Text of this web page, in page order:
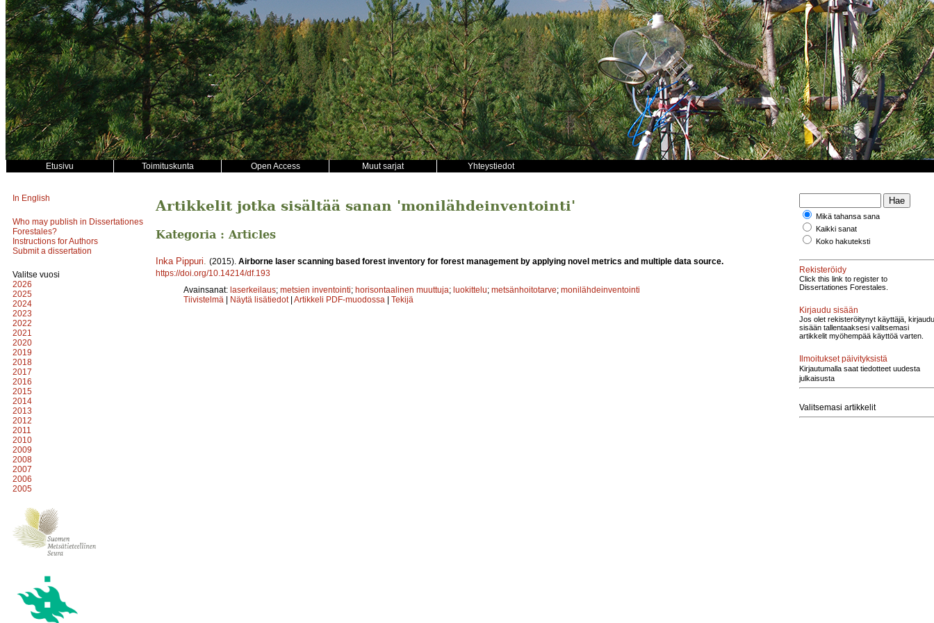
Etusivu Toimituskunta Open Access Muut sarjat Yhteystiedot
In English
Who may publish in Dissertationes
Forestales?
Instructions for Authors
Submit a dissertation
Valitse vuosi
2026
2025
2024
2023
2022
2021
2020
2019
2018
2017
2016
2015
2014
2013
2012
2011
2010
2009
2008
2007
2006
2005
Artikkelit jotka sisältää sanan 'monilähdeinventointi'
Kategoria : Articles
Inka Pippuri (2015). Airborne laser scanning based forest inventory for forest management by applying novel metrics and multiple data source.
https://doi.org/10.14214/df.193
Avainsanat: laserkeilaus; metsien inventointi; horisontaalinen muuttuja; luokittelu; metsänhoitotarve; monilähdeinventointi
Tiivistelmä | Näytä lisätiedot | Artikkeli PDF-muodossa | Tekijä
Mikä tahansa sana
Kaikki sanat
Koko hakuteksti
Rekisteröidy
Click this link to register to
Dissertationes Forestales.
Kirjaudu sisään
Jos olet rekisteröitynyt käyttäjä, kirjaudu
sisään tallentaaksesi valitsemasi
artikkelit myöhempää käyttöä varten.
Ilmoitukset päivityksistä
Kirjautumalla saat tiedotteet uudesta
julkaisusta
Valitsemasi artikkelit